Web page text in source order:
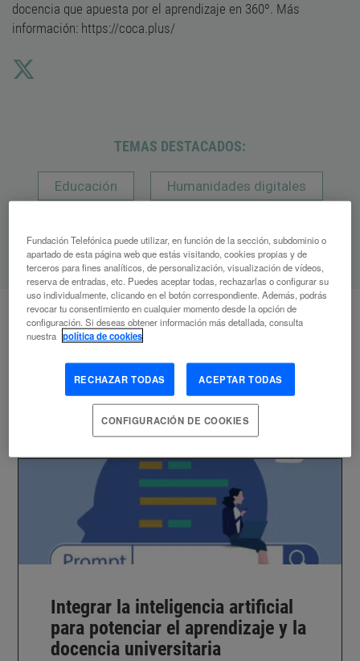
docencia que apuesta por el aprendizaje en 360º. Más
información: https://coca.plus/
TEMAS DESTACADOS:
Educación Humanidades digitales
AArtículos
relacionados
Integrar la inteligencia artificial
para potenciar el aprendizaje y la
docencia universitaria
Fundación Telefónica puede utilizar, en función de la sección, subdominio o
apartado de esta página web que estás visitando, cookies propias y de
terceros para fines analíticos, de personalización, visualización de vídeos,
reserva de entradas, etc. Puedes aceptar todas, rechazarlas o configurar su
uso individualmente, clicando en el botón correspondiente. Además, podrás
revocar tu consentimiento en cualquier momento desde la opción de
configuración. Si deseas obtener información más detallada, consulta
nuestra política de cookies
RECHAZAR TODAS ACEPTAR TODAS
CONFIGURACIÓN DE COOKIES